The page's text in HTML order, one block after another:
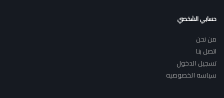
حسابي الشخصي
من نحن
اتصل بنا
تسجيل الدخول
سياسه الخصوصيه